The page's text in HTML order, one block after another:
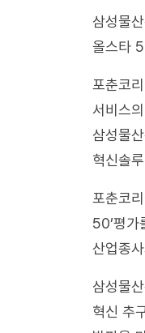
삼성물
올스타
포춘코
서비스
삼성물
혁신솔
포춘코
50’평가
산업종
삼성물
혁신 추